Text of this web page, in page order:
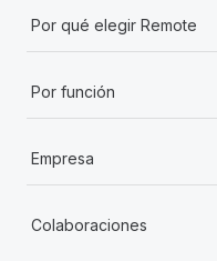
Por qué elegir Remote
Por función
Empresa
Colaboraciones